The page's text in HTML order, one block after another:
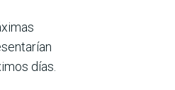
días.